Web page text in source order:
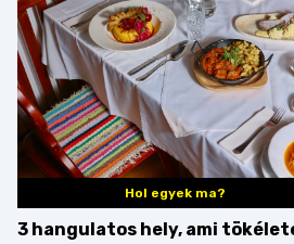
Hol egyek ma?
3 hangulatos hely, ami